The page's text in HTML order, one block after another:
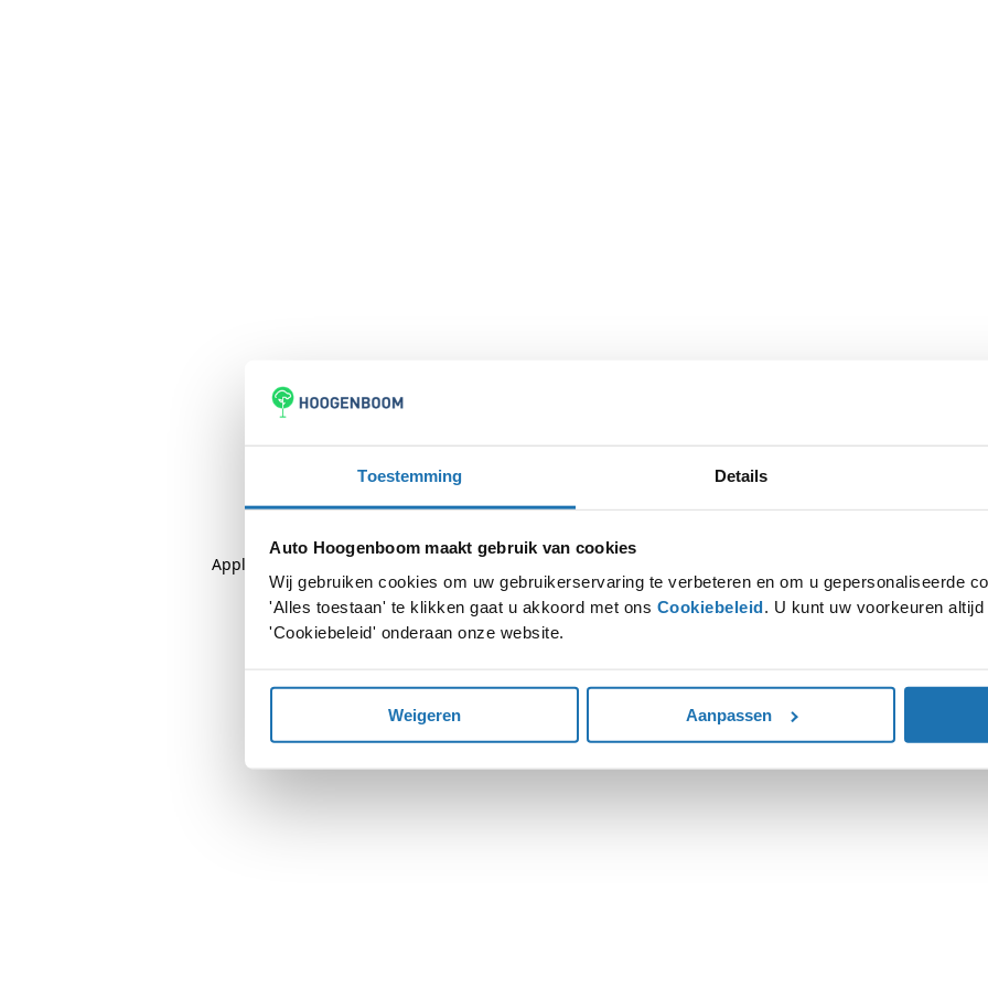
Toestemming Details
Auto Hoogenboom maakt gebruik van cookies
Wij gebruiken cookies om uw gebruikerservaring te verbeteren en om u gepersonaliseerde
'Alles toestaan' te klikken gaat u akkoord met ons Cookiebeleid. U kunt uw voorkeuren
'Cookiebeleid' onderaan onze website.
Weigeren Aanpassen
Application error: a -side exception has occurred while loading